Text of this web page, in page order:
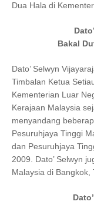
Dua Hala di
Bakal
Dato’ Selwyn
Timbalan Ketua
Kementerian Luar
Kerajaan Malaysia
menyandang
Pesuruhjaya Tinggi
dan Pesuruhjaya
2009. Dato’ Selwyn
Malaysia di Bangkok,